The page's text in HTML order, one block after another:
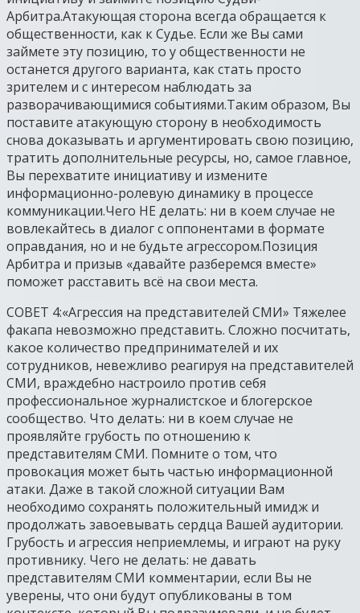
Арбитра.Атакующая сторона всегда обращается к
общественности, как к Судье. Если же Вы сами
займете эту позицию, то у общественности не
останется другого варианта, как стать просто
зрителем и с интересом наблюдать за
разворачивающимися событиями.Таким образом, Вы
поставите атакующую сторону в необходимость
снова доказывать и аргументировать свою позицию,
тратить дополнительные ресурсы, но, самое главное,
Вы перехватите инициативу и измените
информационно-ролевую динамику в процессе
коммуникации.Чего НЕ делать: ни в коем случае не
вовлекайтесь в диалог с оппонентами в формате
оправдания, но и не будьте агрессором.Позиция
Арбитра и призыв «давайте разберемся вместе»
поможет расставить всё на свои места.
СОВЕТ 4:«Агрессия на представителей СМИ» Тяжелее
факапа невозможно представить. Сложно посчитать,
какое количество предпринимателей и их
сотрудников, невежливо реагируя на представителей
СМИ, враждебно настроило против себя
профессиональное журналистское и блогерское
сообщество. Что делать: ни в коем случае не
проявляйте грубость по отношению к
представителям СМИ. Помните о том, что
провокация может быть частью информационной
атаки. Даже в такой сложной ситуации Вам
необходимо сохранять положительный имидж и
продолжать завоевывать сердца Вашей аудитории.
Грубость и агрессия неприемлемы, и играют на руку
противнику. Чего не делать: не давать
представителям СМИ комментарии, если Вы не
уверены, что они будут опубликованы в том